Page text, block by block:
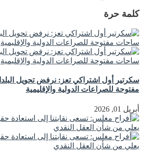
كلمة حرة
سكرتير أول اشتراكي تعز: نرفض تحويل
مفتوحة للصراعات الدولية والإقليمية
أبريل 01, 2026